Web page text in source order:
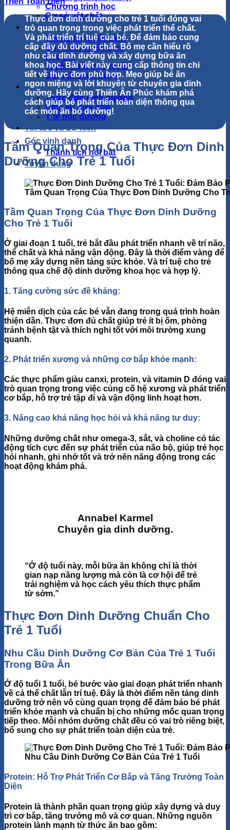
Chương trình học
Cơ sở vật chất
Tuyển sinh
Thông tin tuyển sinh
Quy trình tuyển sinh
Học phí
Tuyển sinh trực tuyến
Đặt lịch tham quan
Dịch vụ của trường
Thực đơn dinh dưỡng
Dịch vụ đưa đón
Y tế học đường
Tin tức và Sự kiện
Góc vinh danh
Thành tích nổi bật
Tuyển dụng
Thực đơn dinh dưỡng cho trẻ 1 tuổi đóng vai
trò quan trọng trong việc phát triển thể chất.
Và phát triển trí tuệ của bé. Để đảm bảo cung
cấp đầy đủ dưỡng chất. Bố mẹ cần hiểu rõ
nhu cầu dinh dưỡng và xây dựng bữa ăn
khoa học. Bài viết này cung cấp thông tin chi
tiết về thực đơn phù hợp. Mẹo giúp bé ăn
ngon miệng và lời khuyên từ chuyên gia dinh
dưỡng. Hãy cùng Thiên Ân Phúc khám phá
cách giúp bé phát triển toàn diện thông qua
các món ăn bổ dưỡng!
Tầm Quan Trọng Của Thực Đơn Dinh
Dưỡng Cho Trẻ 1 Tuổi
Tầm Quan Trọng Của Thực Đơn Dinh Dưỡng Cho
Tầm Quan Trọng Của Thực Đơn Dinh Dưỡng
Cho Trẻ 1 Tuổi
Ở giai đoạn 1 tuổi, trẻ bắt đầu phát triển nhanh về trí não,
thể chất và khả năng vận động. Đây là thời điểm vàng để
bố mẹ xây dựng nền tảng sức khỏe. Và trí tuệ cho trẻ
thông qua chế độ dinh dưỡng khoa học và hợp lý.
1. Tăng cường sức đề kháng:
Hệ miễn dịch của các bé vẫn đang trong quá trình hoàn
thiện dần. Thực đơn đủ chất giúp trẻ ít bị ốm, phòng
tránh bệnh tật và thích nghi tốt với môi trường xung
quanh.
2. Phát triển xương và những cơ bắp khỏe mạnh:
Các thực phẩm giàu canxi, protein, và vitamin D đóng vai
trò quan trọng trong việc củng cố hệ xương và phát triển
cơ bắp, hỗ trợ trẻ tập đi và vận động linh hoạt hơn.
3. Nâng cao khả năng học hỏi và khả năng tư duy:
Những dưỡng chất như omega-3, sắt, và choline có tác
động tích cực đến sự phát triển của não bộ, giúp trẻ học
hỏi nhanh, ghi nhớ tốt và trở nên năng động trong các
hoạt động khám phá.
Annabel Karmel
Chuyên gia dinh dưỡng.
“Ở độ tuổi này, mỗi bữa ăn không chỉ là thời
gian nạp năng lượng mà còn là cơ hội để trẻ
trải nghiệm và học cách yêu thích thực phẩm
từ sớm.”
Thực Đơn Dinh Dưỡng Chuẩn Cho
Trẻ 1 Tuổi
Nhu Cầu Dinh Dưỡng Cơ Bản Của Trẻ 1 Tuổi
Trong Bữa Ăn
Ở độ tuổi 1 tuổi, bé bước vào giai đoạn phát triển nhanh
về cả thể chất lẫn trí tuệ. Đây là thời điểm nền tảng dinh
dưỡng trở nên vô cùng quan trọng để đảm bảo bé phát
triển khỏe mạnh và chuẩn bị cho những mốc quan trọng
tiếp theo. Mỗi nhóm dưỡng chất đều có vai trò riêng biệt,
bổ sung cho sự phát triển toàn diện của trẻ.
Nhu Cầu Dinh Dưỡng Cơ Bản Của Trẻ 1 Tuổi
Protein: Hỗ Trợ Phát Triển Cơ Bắp và Tăng Trưởng Toàn
Diện
Protein là thành phần quan trọng giúp xây dựng và duy
trì cơ bắp, tăng trưởng mô và cơ quan. Những nguồn
protein lành mạnh từ thức ăn bao gồm: